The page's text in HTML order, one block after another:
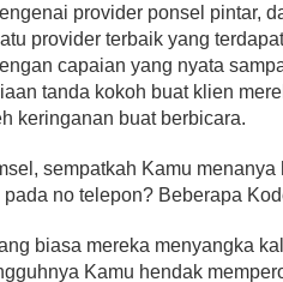
provider ponsel pintar,
provider terbaik yang
capaian yang nyata
tanda kokoh buat klien
keringanan buat berbicara.
sempatkah Kamu
no telepon? Beberapa
biasa mereka menyangka
Kamu hendak